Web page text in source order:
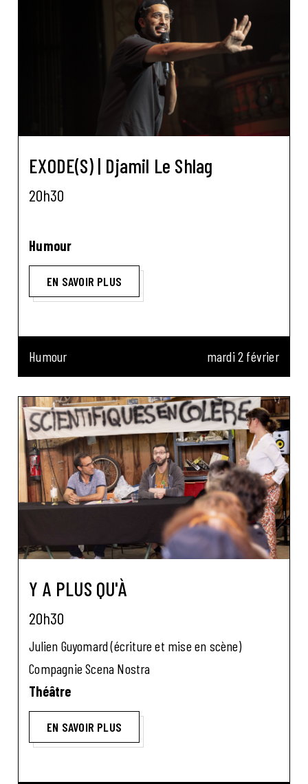
EXODE(S) | Djamil Le Shlag
20h30
Humour
EN SAVOIR PLUS
Humour mardi 2 février
Y A PLUS QU'À
20h30
Julien Guyomard (écriture et mise en scène)
Compagnie Scena Nostra
Théâtre
EN SAVOIR PLUS